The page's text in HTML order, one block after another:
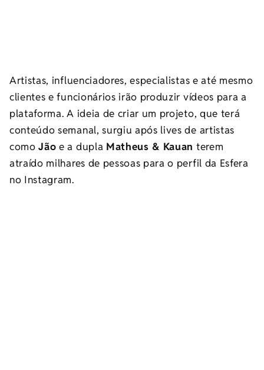
Artistas, influenciadores, especialistas e até mesmo
clientes e funcionários irão produzir vídeos para a
plataforma. A ideia de criar um projeto, que terá
conteúdo semanal, surgiu após lives de artistas
comoJão e a dupla Matheus & Kauan terem
atraído milhares de pessoas para o perfil da Esfera
no Instagram.